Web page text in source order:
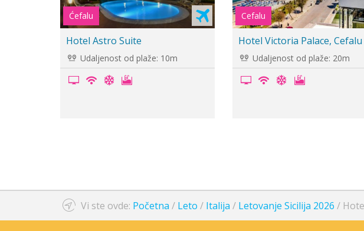
Hotel Tonnara di Trabia, Trabia
Udaljenost od plaže: 30m
Cefalu
Hotel Artemis
Udaljenost od plaže: 250m
Vi ste ovde: Početna / Leto / Italija / Letovanje Sicilija 2026 /